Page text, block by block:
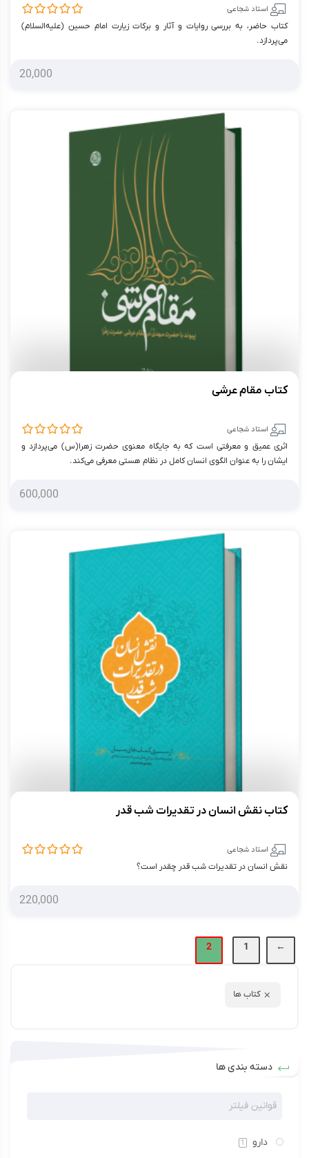
استاد شجاعی
کتاب حاضر، به بررسی روایات و آثار و برکات زیارت امام حسین (علیه‌السلام)
می‌پردازد.
20,000
کتاب مقام عرشی
استاد شجاعی
اثری عمیق و معرفتی است که به جایگاه معنوی حضرت زهرا(س) می‌پردازد و
ایشان را به‌ عنوان الگوی انسان کامل در نظام هستی معرفی می‌کند.
600,000
کتاب نقش انسان در تقدیرات شب قدر
استاد شجاعی
نقش انسان در تقدیرات شب قدر چقدر است؟
220,000
←
1
2
کتاب ها
دسته بندی ها
دارو 1